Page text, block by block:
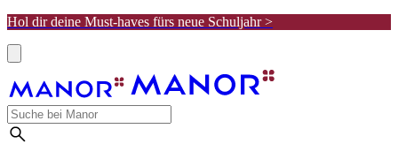
Hol dir deine Must-haves fürs neue Schuljahr >